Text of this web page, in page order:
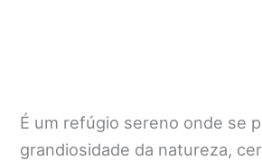
É um refúgio sereno onde se
grandiosidade da natureza,